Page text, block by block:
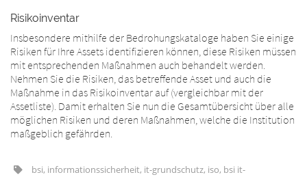
Risikoinventar
Insbesondere mithilfe der Bedrohungskataloge haben Sie einige
Risiken für Ihre Assets identifizieren können, diese Risiken müssen
mit entsprechenden Maßnahmen auch behandelt werden.
Nehmen Sie die Risiken, das betreffende Asset und auch die
Maßnahme in das Risikoinventar auf (vergleichbar mit der
Assetliste). Damit erhalten Sie nun die Gesamtübersicht über alle
möglichen Risiken und deren Maßnahmen, welche die Institution
maßgeblich gefährden.
bsi, informationssicherheit, it-grundschutz, iso, bsi it-